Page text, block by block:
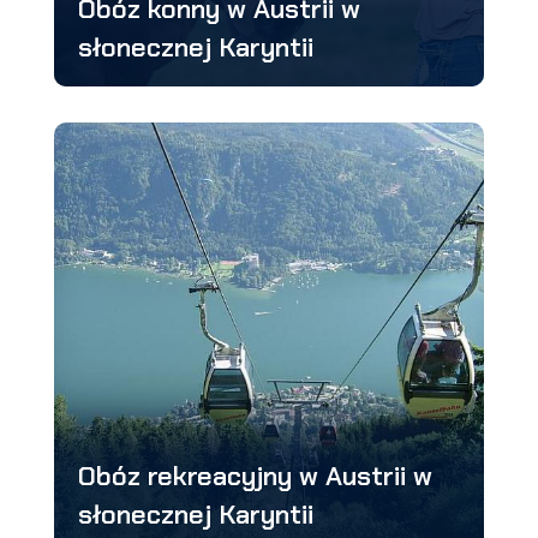
Obóz konny w Austrii w
słonecznej Karyntii
Obóz rekreacyjny w Austrii w
słonecznej Karyntii